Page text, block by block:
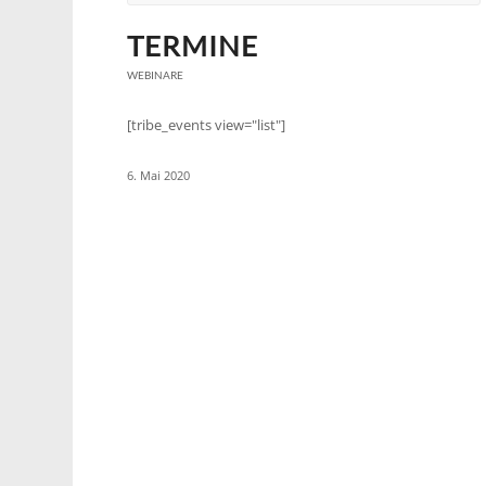
TERMINE
WEBINARE
[tribe_events view="list"]
6. Mai 2020